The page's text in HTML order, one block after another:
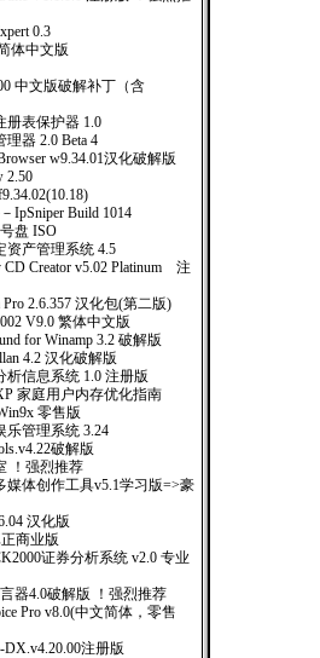
0.3
体中文版
中文版破解补丁（含
册表保护器 1.0
理器 2.0 Beta 4
w9.34.01汉化破解版
2.50
IpSniper Build 1014
盘 ISO
资产管理系统 4.5
CD Creator v5.02 Platinum 注
Pro 2.6.357 汉化包(第二版)
V9.0 繁体中文版
for Winamp 3.2 破解版
4.2 汉化破解版
析信息系统 1.0 注册版
家庭用户内存优化指南
零售版
乐管理系统 3.24
破解版
！强烈推荐
媒体创作工具v5.1学习版=>豪
汉化版
商业版
证券分析系统 v2.0 专业
器4.0破解版 ！强烈推荐
Pro v8.0(中文简体，零售
DX.v4.20.00注册版